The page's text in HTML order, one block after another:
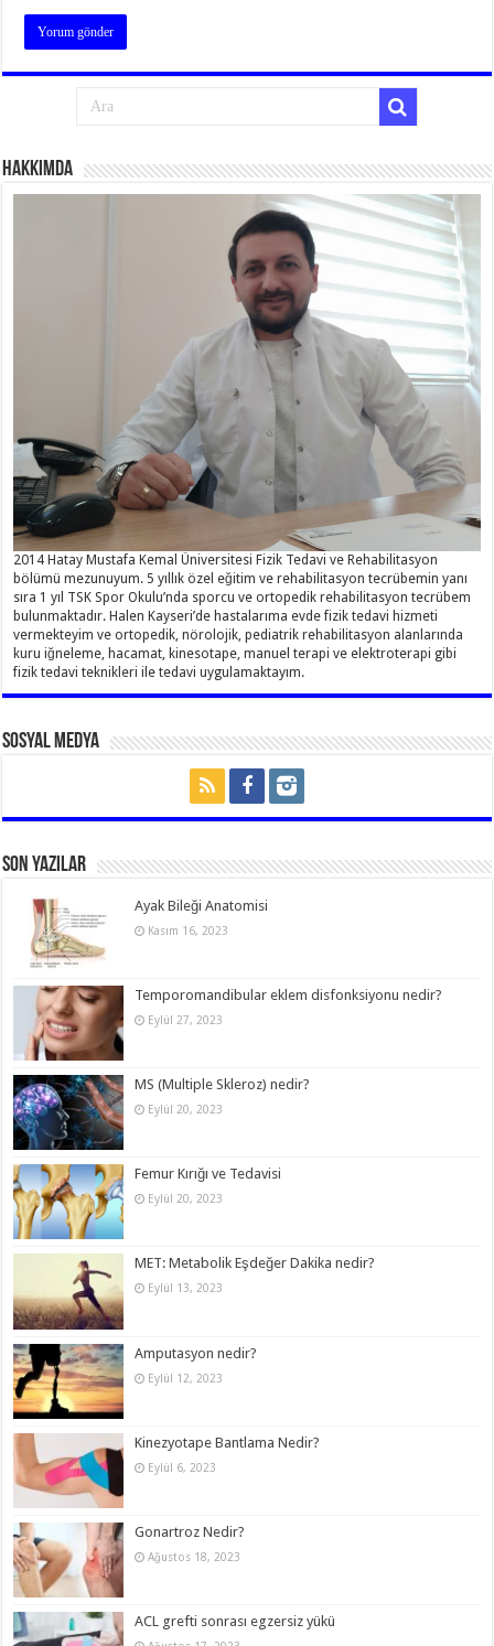
Hakkımda
2014 Hatay Mustafa Kemal Üniversitesi Fizik Tedavi ve Rehabilitasyon
bölümü mezunuyum. 5 yıllık özel eğitim ve rehabilitasyon tecrübemin yanı
sıra 1 yıl TSK Spor Okulu’nda sporcu ve ortopedik rehabilitasyon tecrübem
bulunmaktadır. Halen Kayseri’de hastalarıma evde fizik tedavi hizmeti
vermekteyim ve ortopedik, nörolojik, pediatrik rehabilitasyon alanlarında
kuru iğneleme, hacamat, kinesotape, manuel terapi ve elektroterapi gibi
fizik tedavi teknikleri ile tedavi uygulamaktayım.
Sosyal Medya
Son Yazılar
Ayak Bileği Anatomisi
Kasım 16, 2023
Temporomandibular eklem disfonksiyonu nedir?
Eylül 27, 2023
MS (Multiple Skleroz) nedir?
Eylül 20, 2023
Femur Kırığı ve Tedavisi
Eylül 20, 2023
MET: Metabolik Eşdeğer Dakika nedir?
Eylül 13, 2023
Amputasyon nedir?
Eylül 12, 2023
Kinezyotape Bantlama Nedir?
Eylül 6, 2023
Gonartroz Nedir?
Ağustos 18, 2023
ACL grefti sonrası egzersiz yükü